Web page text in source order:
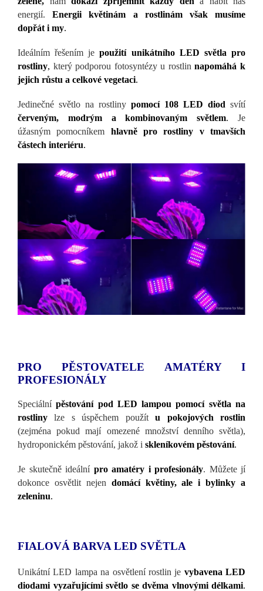
energií.Energii květinám a rostlinám však musíme
dopřát i my.
Ideálním řešením jepoužití unikátního LED světla pro
rostliny, který podporou fotosyntézy u rostlinnapomáhá k
jejich růstu a celkové vegetaci.
Jedinečné světlo na rostliny pomocí 108 LED diod svítí
červeným, modrým a kombinovaným světlem.Je
úžasným pomocníkem hlavně pro rostliny v tmavších
částech interiéru.
PRO PĚSTOVATELE AMATÉRY I
PROFESIONÁLY
Speciální pěstování pod LED lampou pomocí světla na
rostliny
lze s úspěchem použítu pokojových rostlin
(zejména pokud mají omezené množství denního světla),
hydroponickém pěstování, jakož i skleníkovém pěstování.
Je skutečně ideální pro amatéry i profesionály. Můžete jí
dokonce osvětlit nejen domácí květiny, ale i bylinky a
zeleninu.
FIALOVÁ BARVA LED SVĚTLA
Unikátní LED lampa na osvětlení rostlin je vybavena LED
diodami vyzařujícími světlo se dvěma vlnovými délkami.